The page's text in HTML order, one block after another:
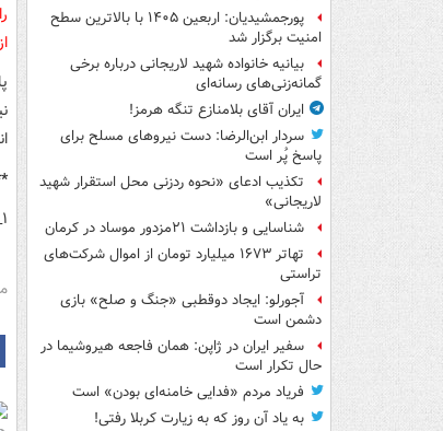
پورجمشیدیان: اربعین ۱۴۰۵ با بالاترین سطح
امنیت برگزار شد
بیانیه خانواده شهید لاریجانی درباره برخی
گمانه‌زنی‌های رسانه‌ای
ایران آقای بلامنازع تنگه هرمز!
سردار ابن‌الرضا: دست نیروهای مسلح برای
پاسخ پُر است
تکذیب ادعای «نحوه ردزنی محل استقرار شهید
لاریجانی»
شناسایی و بازداشت ۲۱مزدور موساد در کرمان
تهاتر ۱۶۷۳ میلیارد تومان از اموال شرکت‌های
تراستی
آجورلو: ایجاد دوقطبی «جنگ و صلح‌» بازی
دشمن است
سفیر ایران در ژاپن: همان فاجعه هیروشیما در
حال تکرار است
فریاد مردم «فدایی خامنه‌ای بودن» است
به یاد آن روز که به زیارت کربلا رفتی!
۱_http://magiran.com/npview.asp?ID=۳۵۶۸۵۲۲